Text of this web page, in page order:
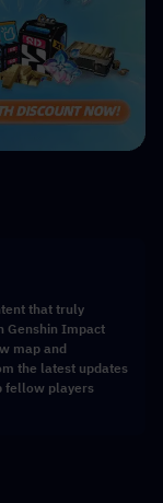
that truly
Genshin Impact
map and
the latest updates
fellow players